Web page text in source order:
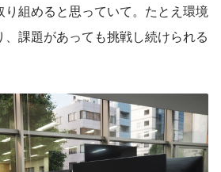
り組めると思っていて。たとえ環境
課題があっても挑戦し続けられる